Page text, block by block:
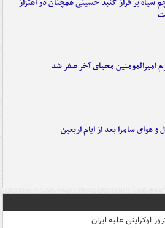
امیرالمومنین محیای آخر صفر شد
و هوای سامرا بعد از ایام اربعین
اوکراینی علیه ایران